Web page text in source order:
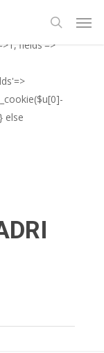
&&
else
search